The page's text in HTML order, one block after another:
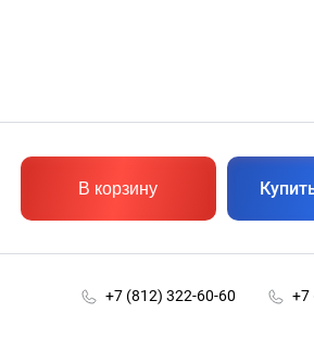
В корзину
+7 (812) 322-60-60 +7